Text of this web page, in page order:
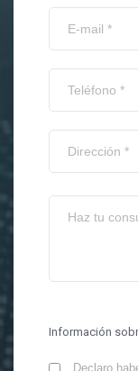
Información
Declaro